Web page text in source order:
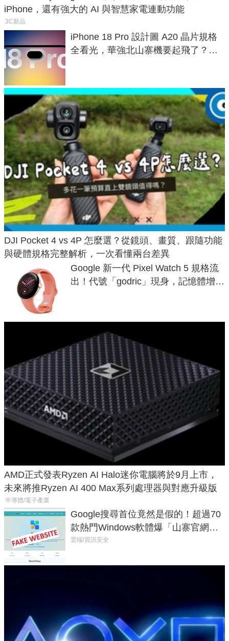
iPhone，還有強大的 AI 與智慧家電連動功能
3C新品
iPhone 18 Pro 設計圖 A20 晶片規格
全看光，華強北山寨機要起飛了？專
DJI Pocket 4 vs 4P 怎麼選？從鏡頭、畫質、跟隨功能
與硬體規格完整解析，一次看懂兩台差異
Google 新一代 Pixel Watch 5 規格流
出！代號「godric」現身，記憶體增強
AMD正式發表Ryzen AI Halo迷你電腦將於9月上市，
未來將推Ryzen AI 400 Max系列處理器與對應升級版
半導體/電子產業
Google搜尋首位竟然是假的！超過70
款熱門Windows軟體爆「山寨官網」
危機
雲端/資訊安全